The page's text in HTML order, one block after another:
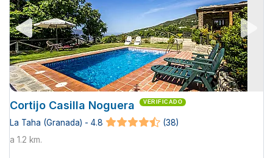
Cortijo Casilla Noguera VERIFICADO
La Taha (Granada) - 4.8
(38)
a 1.2 km.